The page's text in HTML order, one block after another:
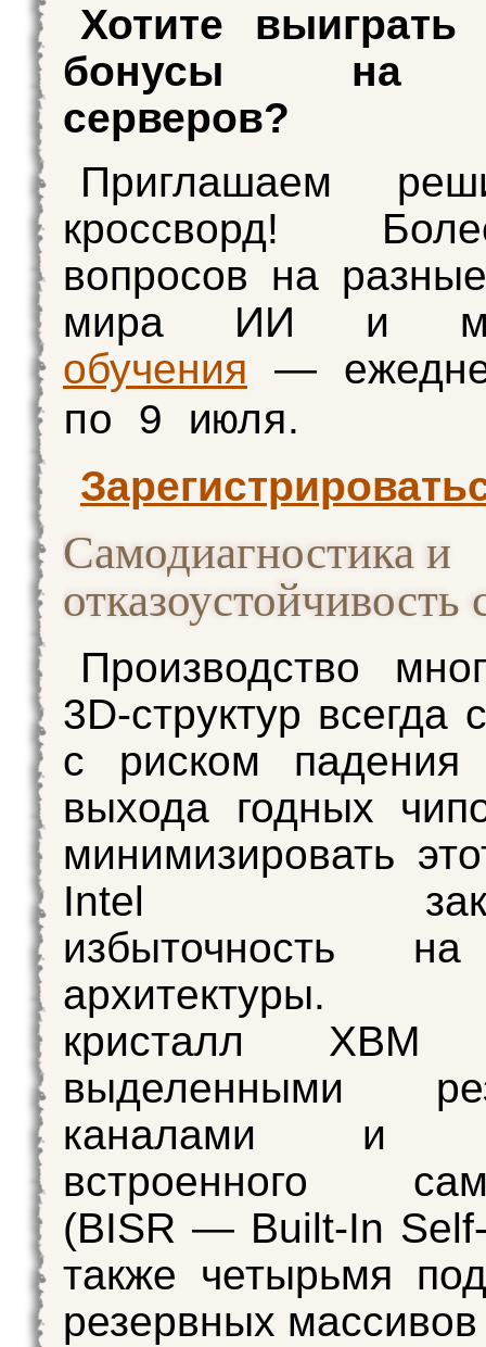
Хотите
бонусы на
серверов?
Приглашаем
кроссворд!
вопросов на
мира ИИ и
обучения —
по 9 июля.
Самодиагностика и
отказоустойчивость
Производство
3D-структур всегда
с риском падения
выхода годных
минимизировать
Intel
избыточность
архитектуры.
кристалл XBM
выделенными
каналами и
встроенного
(BISR — Built-In
также четырьмя
резервных